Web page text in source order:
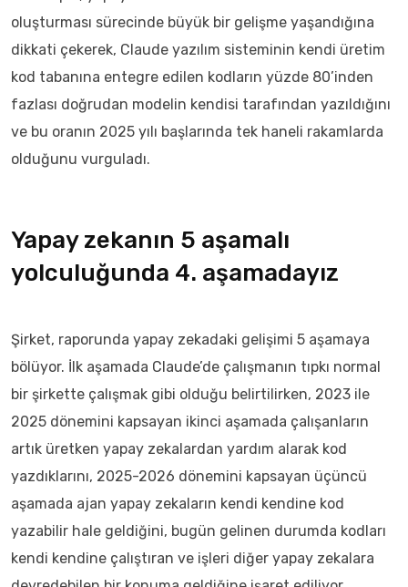
oluşturması sürecinde büyük bir gelişme yaşandığına
dikkati çekerek, Claude yazılım sisteminin kendi üretim
kod tabanına entegre edilen kodların yüzde 80’inden
fazlası doğrudan modelin kendisi tarafından yazıldığını
ve bu oranın 2025 yılı başlarında tek haneli rakamlarda
olduğunu vurguladı.
Yapay zekanın 5 aşamalı
yolculuğunda 4. aşamadayız
Şirket, raporunda yapay zekadaki gelişimi 5 aşamaya
bölüyor. İlk aşamada Claude’de çalışmanın tıpkı normal
bir şirkette çalışmak gibi olduğu belirtilirken, 2023 ile
2025 dönemini kapsayan ikinci aşamada çalışanların
artık üretken yapay zekalardan yardım alarak kod
yazdıklarını, 2025-2026 dönemini kapsayan üçüncü
aşamada ajan yapay zekaların kendi kendine kod
yazabilir hale geldiğini, bugün gelinen durumda kodları
kendi kendine çalıştıran ve işleri diğer yapay zekalara